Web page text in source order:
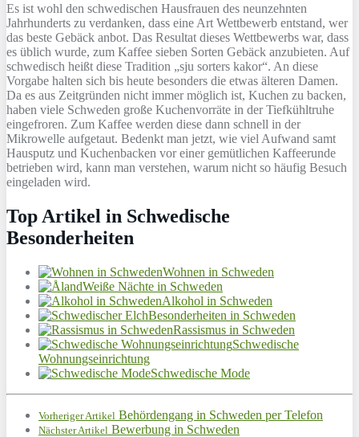
Es ist wohl den schwedischen Hausfrauen des neunzehnten
Jahrhunderts zu verdanken, dass eine Art Wettbewerb entstand, wer
das beste Gebäck anbot. Das Resultat dieses Wettbewerbs war, dass
es üblich wurde, zum Kaffee sieben Sorten Gebäck anzubieten. Auf
schwedisch heißt diese Tradition „sju sorters kakor“. An diese
Vorgabe halten sich bis heute besonders die etwas älteren Damen.
Da es aus Zeitgründen nicht immer möglich ist, Kuchen zu backen,
haben viele Schweden große Kuchenvorräte in der Tiefkühltruhe
eingefroren. Zum Kaffee werden diese dann schnell in der
Mikrowelle aufgetaut. Bedenkt man jetzt, wie viel Aufwand samt
Hausputz und Kuchenbacken vor einer gemütlichen Kaffeerunde
betrieben wird, kann man verstehen, warum nicht so häufig Besuch
eingeladen wird.
Top Artikel in Schwedische
Besonderheiten
Wohnen in Schweden
Weiße Nächte in Schweden
Alkohol in Schweden
Besonderheiten in Schweden
Rassismus in Schweden
Schwedische
Wohnungseinrichtung
Schwedische Mode
Vorheriger Artikel Behördengang in Schweden per Telefon
Nächster Artikel Bewerbung in Schweden